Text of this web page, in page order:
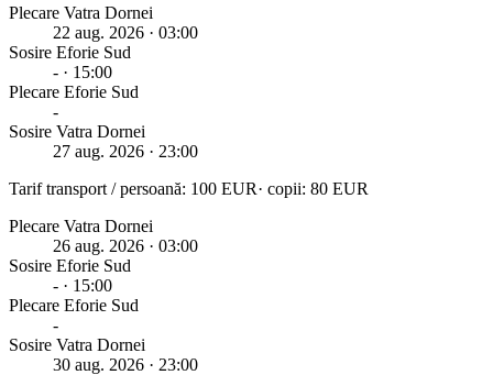
Plecare Vatra Dornei
22 aug. 2026 · 03:00
Sosire Eforie Sud
- · 15:00
Plecare Eforie Sud
-
Sosire Vatra Dornei
27 aug. 2026 · 23:00
Tarif transport / persoană: 100 EUR· copii: 80 EUR
Plecare Vatra Dornei
26 aug. 2026 · 03:00
Sosire Eforie Sud
- · 15:00
Plecare Eforie Sud
-
Sosire Vatra Dornei
30 aug. 2026 · 23:00